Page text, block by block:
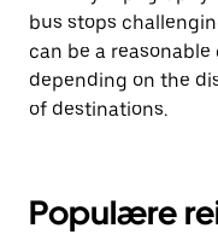
bus stops
can be a
depending on the
of destinations.
Populære